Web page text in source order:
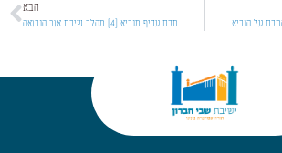
הבא
חכם עדיף מנביא [4] מהלך שיבת אור הנבואה